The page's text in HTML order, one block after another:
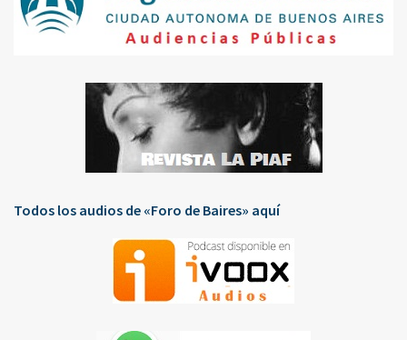
Todos los audios de «Foro de Baires» aquí